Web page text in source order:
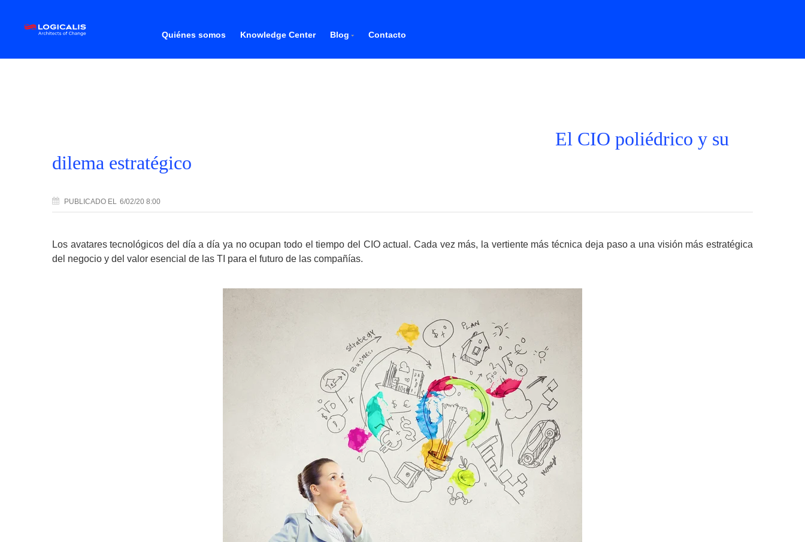
Quiénes somos Knowledge Center Blog Contacto
El CIO poliédrico y su
dilema estratégico
PUBLICADO EL 6/02/20 8:00
Los avatares tecnológicos del día a día ya no ocupan todo el tiempo del CIO actual. Cada vez más, la vertiente más técnica deja paso a una visión más estratégica
del negocio y del valor esencial de las TI para el futuro de las compañías.